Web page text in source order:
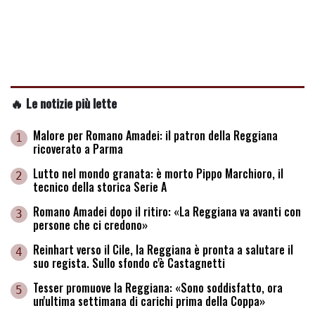
🔥 Le notizie più lette
1 Malore per Romano Amadei: il patron della Reggiana
ricoverato a Parma
2 Lutto nel mondo granata: è morto Pippo Marchioro, il
tecnico della storica Serie A
3 Romano Amadei dopo il ritiro: «La Reggiana va avanti con
persone che ci credono»
4 Reinhart verso il Cile, la Reggiana è pronta a salutare il
suo regista. Sullo sfondo c'è Castagnetti
5 Tesser promuove la Reggiana: «Sono soddisfatto, ora
un'ultima settimana di carichi prima della Coppa»